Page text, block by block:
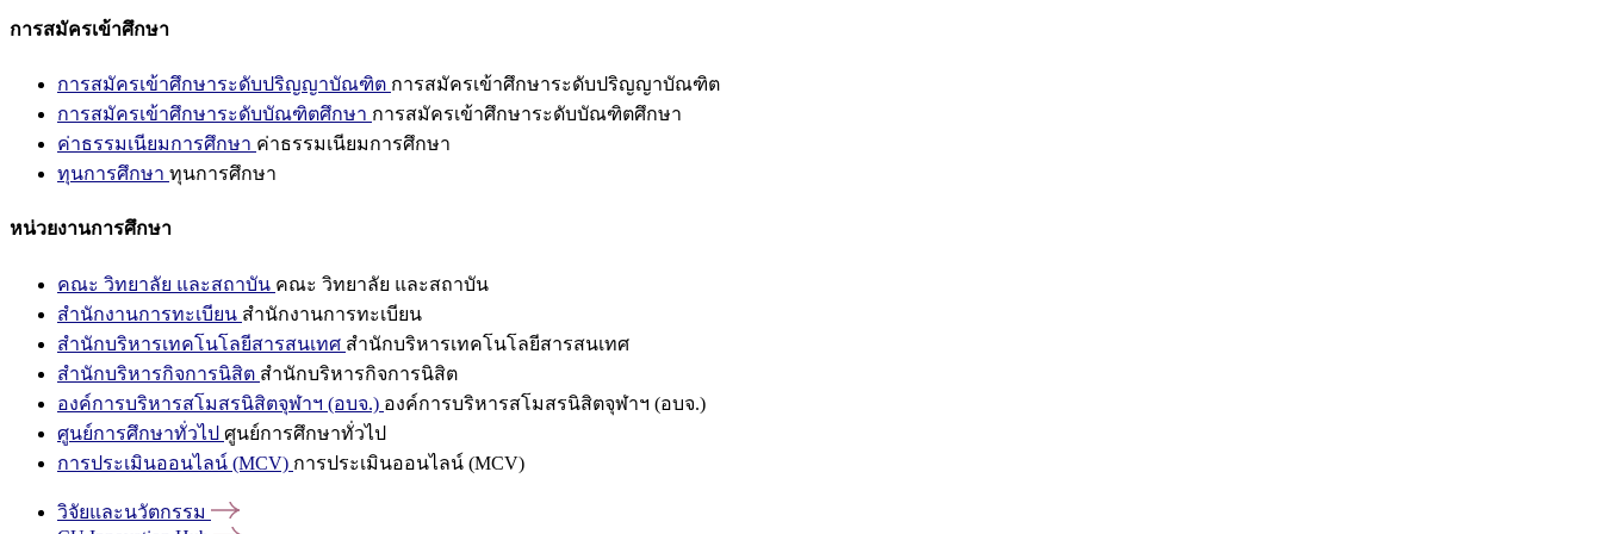
การสมัครเข้าศึกษา
การสมัครเข้าศึกษาระดับปริญญาบัณฑิต การสมัครเข้าศึกษาระดับปริญญาบัณฑิต
การสมัครเข้าศึกษาระดับบัณฑิตศึกษา การสมัครเข้าศึกษาระดับบัณฑิตศึกษา
ค่าธรรมเนียมการศึกษา ค่าธรรมเนียมการศึกษา
ทุนการศึกษา ทุนการศึกษา
หน่วยงานการศึกษา
คณะ วิทยาลัย และสถาบัน คณะ วิทยาลัย และสถาบัน
สำนักงานการทะเบียน สำนักงานการทะเบียน
สำนักบริหารเทคโนโลยีสารสนเทศ สำนักบริหารเทคโนโลยีสารสนเทศ
สำนักบริหารกิจการนิสิต สำนักบริหารกิจการนิสิต
องค์การบริหารสโมสรนิสิตจุฬาฯ (อบจ.) องค์การบริหารสโมสรนิสิตจุฬาฯ (อบจ.)
ศูนย์การศึกษาทั่วไป ศูนย์การศึกษาทั่วไป
การประเมินออนไลน์ (MCV) การประเมินออนไลน์ (MCV)
วิจัยและนวัตกรรม